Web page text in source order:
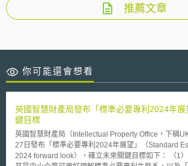
推薦文章
你可能還會想看
英國智慧財產局發布「標準必要專利2024年展
鍵目標
英國智慧財產局（Intellectual Property Office，下稱
27日發布「標準必要專利2024年展望」（Standard
2024 forward look），確立未來關鍵目標如下： （1）幫助專利實施者，尤